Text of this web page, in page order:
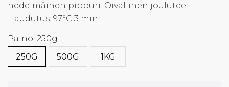
hedelmäinen pippuri. Oivallinen joulutee.
Haudutus: 97°C 3 min.
Paino: 250g
250G
500G 1KG